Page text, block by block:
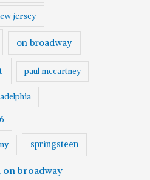
jersey
on broadway
paul mccartney
springsteen
on broadway